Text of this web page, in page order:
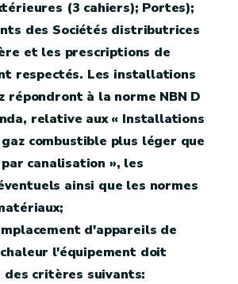
(3 cahiers); Portes);
des Sociétés distributrices
et les prescriptions de
respectés. Les installations
répondront à la norme NBN D
relative aux « Installations
combustible plus léger que
canalisation », les
ainsi que les normes
d'appareils de
l'équipement doit
critères suivants: